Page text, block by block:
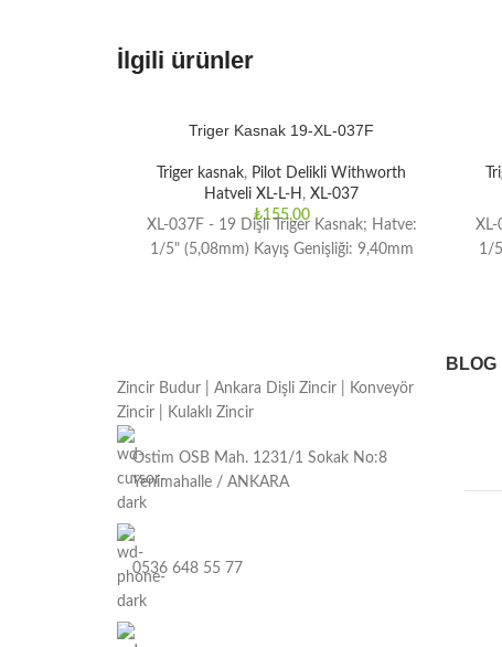
İlgili ürünler
Triger Kasnak 19-XL-037F
Triger kasnak, Pilot Delikli Withworth
Hatveli XL-L-H , XL-037
₺155,00
XL-037F - 19 Dişli Triger Kasnak; Hatve:
1/5" (5,08mm) Kayış Genişliği: 9,40mm
XL-
1/
Zincir Budur | Ankara Dişli Zincir | Konveyör
Zincir | Kulaklı Zincir
Ostim OSB Mah. 1231/1 Sokak No:8
Yenimahalle / ANKARA
0536 648 55 77
BLOG